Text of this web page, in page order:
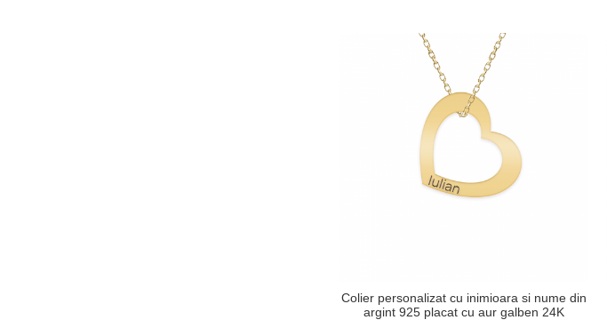
Colier personalizat cu inimioara si nume din
argint 925 placat cu aur galben 24K